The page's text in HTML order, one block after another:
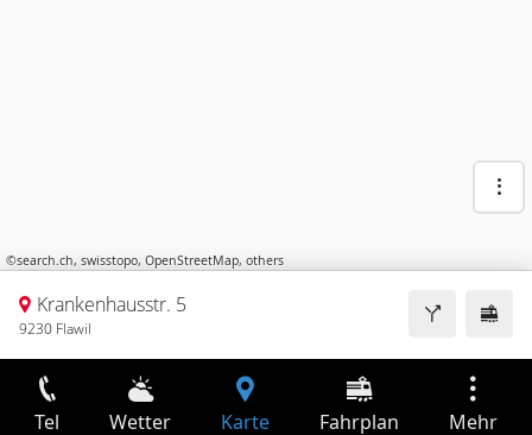
©search.ch, swisstopo, OpenStreetMap, others
Krankenhausstr. 5
9230 Flawil
Tel Wetter Karte Fahrplan Mehr